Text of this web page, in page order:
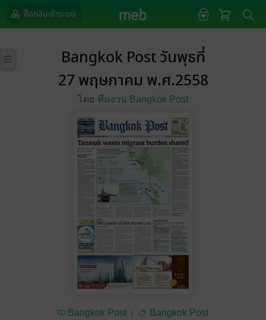
ล็อกอินเข้าระบบ
Bangkok Post วันพุธที่
27 พฤษภาคม พ.ศ.2558
โดย ทีมงาน Bangkok Post
Bangkok Post Bangkok Post